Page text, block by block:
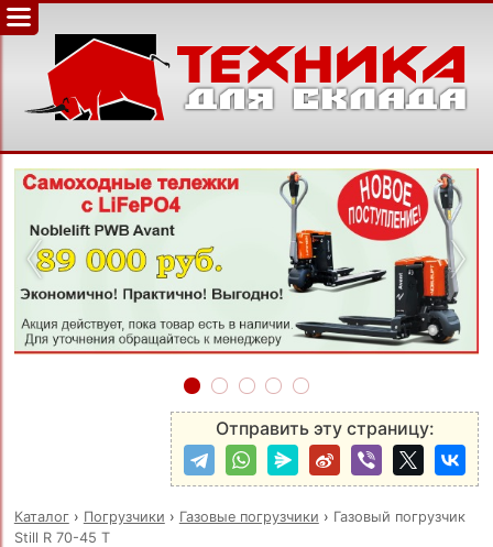
‹ ›
Отправить эту страницу:
Каталог› Погрузчики › Газовые погрузчики › Газовый погрузчик
Still R 70-45 T